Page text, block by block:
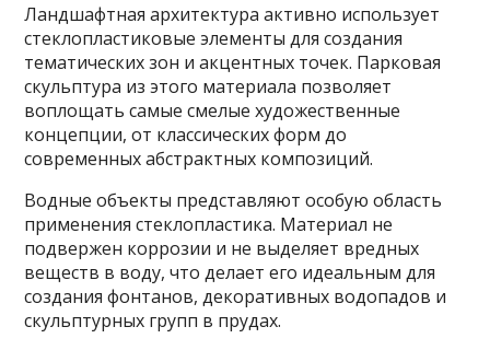
Ландшафтная архитектура активно использует
стеклопластиковые элементы для создания
тематических зон и акцентных точек. Парковая
скульптура из этого материала позволяет
воплощать самые смелые художественные
концепции, от классических форм до
современных абстрактных композиций.
Водные объекты представляют особую область
применения стеклопластика. Материал не
подвержен коррозии и не выделяет вредных
веществ в воду, что делает его идеальным для
создания фонтанов, декоративных водопадов и
скульптурных групп в прудах.